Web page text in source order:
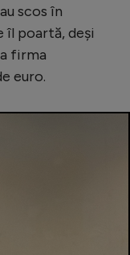
scos în
îl poartă, deși
firma
euro.